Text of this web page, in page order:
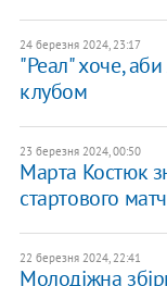
24 березня 2024, 23:17
"Реал" хоче,
клубом
23 березня 2024, 00:50
Марта Костюк
стартового
22 березня 2024, 22:41
Молодіжна